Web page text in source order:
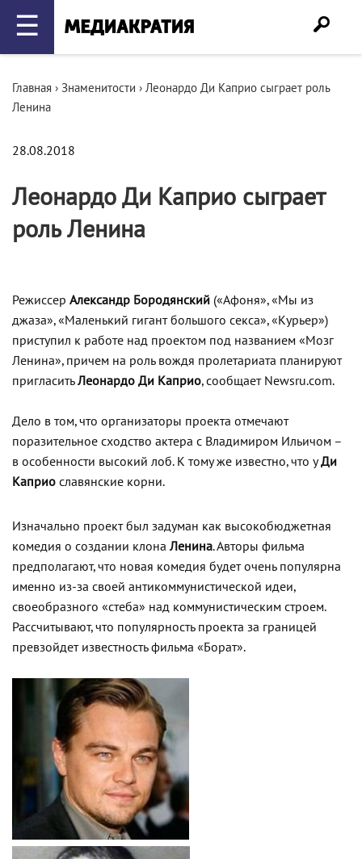
☰
Главная › Знаменитости › Леонардо Ди Каприо сыграет роль
Ленина
28.08.2018
Леонардо Ди Каприо сыграет
роль Ленина
Режиссер Александр Бородянский («Афоня», «Мы из
джаза», «Маленький гигант большого секса», «Курьер»)
приступил к работе над проектом под названием «Мозг
Ленина», причем на роль вождя пролетариата планируют
пригласитьЛеонардо Ди Каприо, сообщает Newsru.com.
Дело в том, что организаторы проекта отмечают
поразительное сходство актера с Владимиром Ильичом –
в особенности высокий лоб. К тому же известно, что уДи
Каприо славянские корни.
Изначально проект был задуман как высокобюджетная
комедия о создании клона Ленина. Авторы фильма
предполагают, что новая комедия будет очень популярна
именно из-за своей антикоммунистической идеи,
своеобразного «стеба» над коммунистическим строем.
Рассчитывают, что популярность проекта за границей
превзойдет известность фильма «Борат».